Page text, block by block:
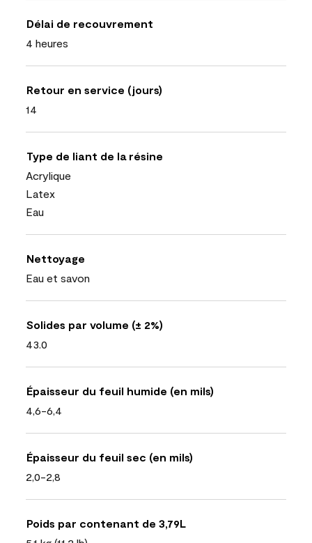
Délai de recouvrement
4 heures
Retour en service (jours)
14
Type de liant de la résine
Acrylique
Latex
Eau
Nettoyage
Eau et savon
Solides par volume (± 2%)
43.0
Épaisseur du feuil humide (en mils)
4,6-6,4
Épaisseur du feuil sec (en mils)
2,0-2,8
Poids par contenant de 3,79L